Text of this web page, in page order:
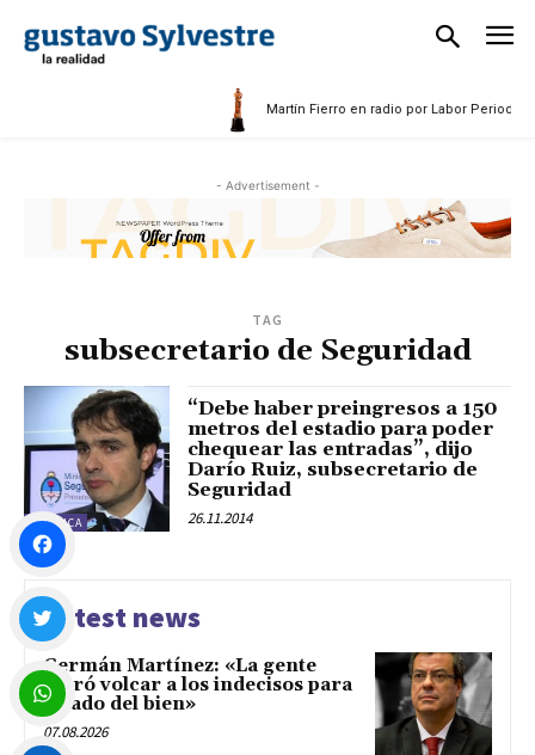
Martín Fierro en radio por Labor
- Advertisement -
TAG
subsecretario de Seguridad
POLÍTICA
“Debe haber preingresos a 150
metros del estadio para poder
chequear las entradas”, dijo
Darío Ruiz, subsecretario de
Seguridad
26.11.2014
Latest news
Germán Martínez: «La gente
logró volcar a los indecisos para
el lado del bien»
07.08.2026
Facebook
Twitter
WhatsApp